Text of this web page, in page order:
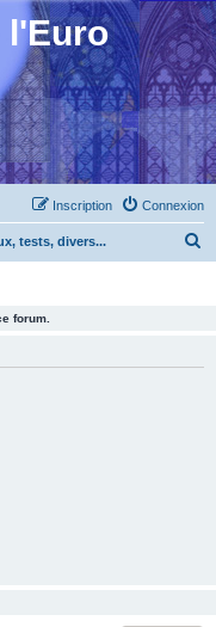
l'Euro
Connexion
Inscription
tests, divers...
forum.